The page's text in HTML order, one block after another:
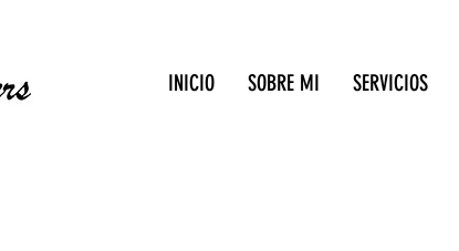
INICIO SOBRE MI SERVICIOS